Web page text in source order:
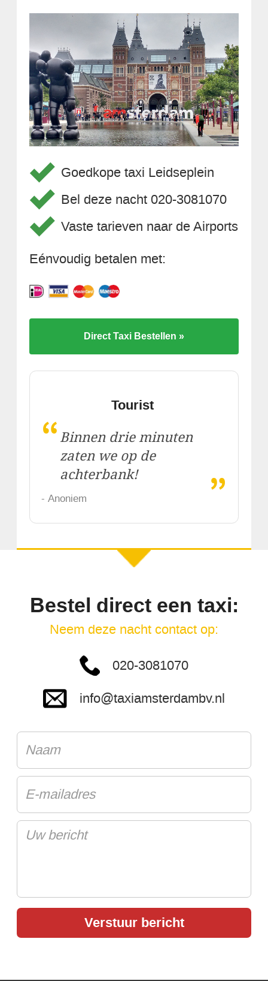
Goedkope taxi Leidseplein
Bel deze nacht 020-3081070
Vaste tarieven naar de Airports
Eénvoudig betalen met:
Direct Taxi Bestellen »
Tourist
“ Binnen drie minuten
zaten we op de
achterbank!
„
- Anoniem
Bestel direct een taxi:
Neem deze nacht contact op:
020-3081070
info@taxiamsterdambv.nl